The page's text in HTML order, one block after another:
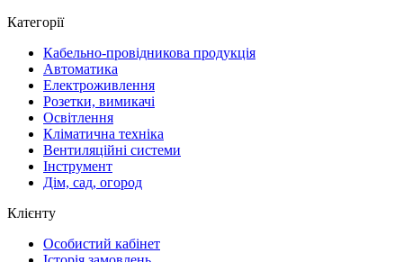
Категорії
Кабельно-провідникова продукція
Автоматика
Електроживлення
Розетки, вимикачі
Освітлення
Кліматична техніка
Вентиляційні системи
Інструмент
Дім, сад, огород
Клієнту
Особистий кабінет